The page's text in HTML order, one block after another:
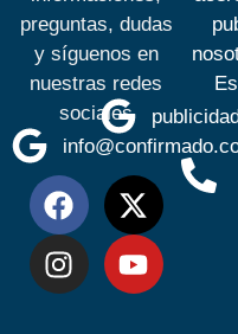
preguntas, dudas
y síguenos en
nuestras redes
sociales